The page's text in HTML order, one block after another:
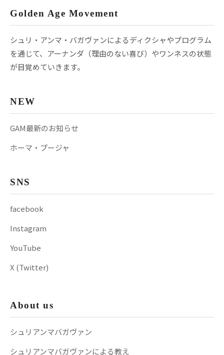
Golden Age Movement
シュリ・アンマ・バガヴァンによるディクシャやプログラム
を通じて、アーナンダ（理由のない喜び）やワンネスの状態
が目覚めていきます。
NEW
GAM最新のお知らせ
ホーマ・プージャ
SNS
facebook
Instagram
YouTube
X (Twitter)
About us
シュリアンマバガヴァン
シュリアンマバガヴァンによる教え